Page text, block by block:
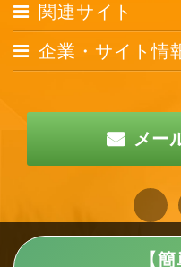
【
関連サイト
企業・サイト情
メー